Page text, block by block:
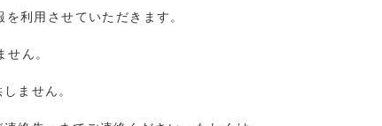
利用させていただきます。
ん。
ません。